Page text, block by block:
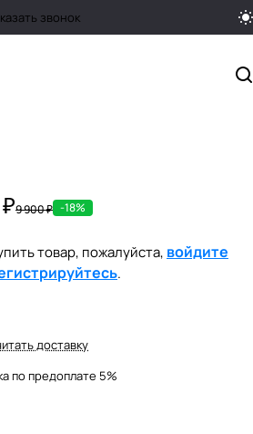
звонок
9 900 ₽ -18%
товар, пожалуйста, войдите
.
доставку
по предоплате 5%